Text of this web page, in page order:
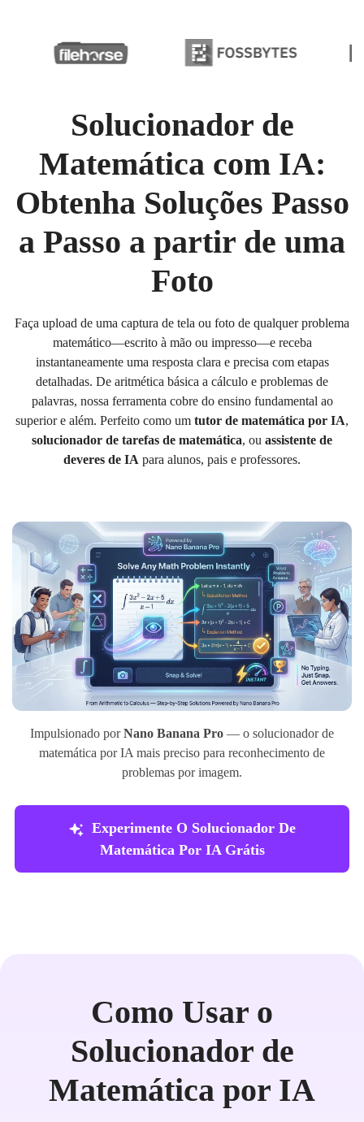
Solucionador de
Matemática com IA:
Obtenha Soluções Passo
a Passo a partir de uma
Foto
Faça upload de uma captura de tela ou foto de qualquer problema
matemático—escrito à mão ou impresso—e receba
instantaneamente uma resposta clara e precisa com etapas
detalhadas. De aritmética básica a cálculo e problemas de
palavras, nossa ferramenta cobre do ensino fundamental ao
superior e além. Perfeito como um tutor de matemática por IA,
solucionador de tarefas de matemática, ou assistente de
deveres de IA para alunos, pais e professores.
Impulsionado porNano Banana Pro — o solucionador de
matemática por IA mais preciso para reconhecimento de
problemas por imagem.
Experimente O Solucionador De
Matemática Por IA Grátis
Como Usar o
Solucionador de
Matemática por IA